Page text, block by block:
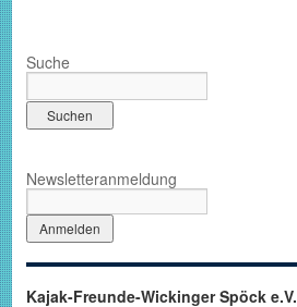
15.05
Suche
Newsletteranmeldung
Kajak-Freunde-Wickinger Spöck e.V.